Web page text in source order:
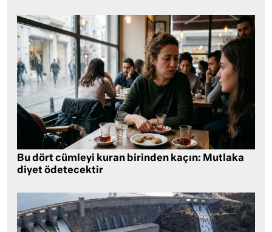
Bu dört cümleyi kuran birinden kaçın: Mutlaka
diyet ödetecektir